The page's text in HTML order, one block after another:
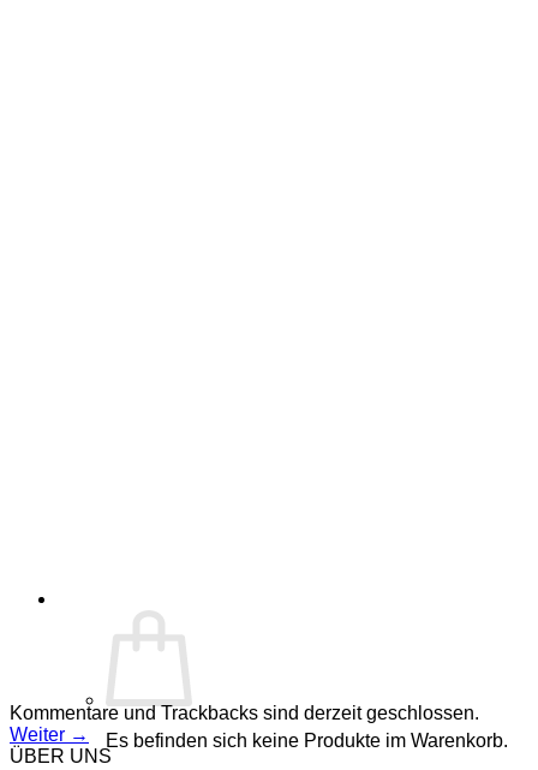
Es befinden sich keine Produkte im Warenkorb.
Kommentare und Trackbacks sind derzeit geschlossen.
Weiter →
ÜBER UNS